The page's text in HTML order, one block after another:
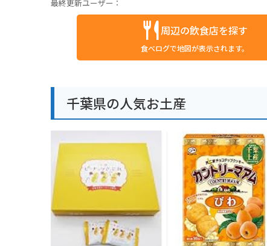
最終更新ユーザー：
周辺の飲食店を探す
食べログで地図が表示されます。
千葉県の人気お土産